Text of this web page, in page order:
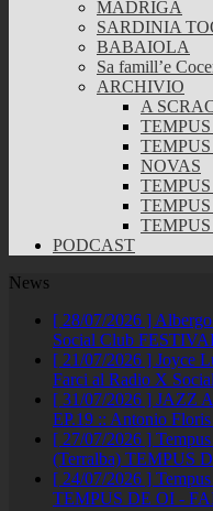
MADRIGA
SARDINIA
BABAIOLA
Sa famill’e
ARCHIVIO
A
NOVAS
PODCAST
News
[ 28/07/2026 ]
Social Club
[ 21/07/2026 ] Joyce
Farci al Radio X
[ 31/07/2026 ] JAZZ
EP.19 :: Antonio
[ 27/07/2026 ]
(Terralba) TEMPUS
[ 24/07/2026 ]
TEMPUS DE OI -